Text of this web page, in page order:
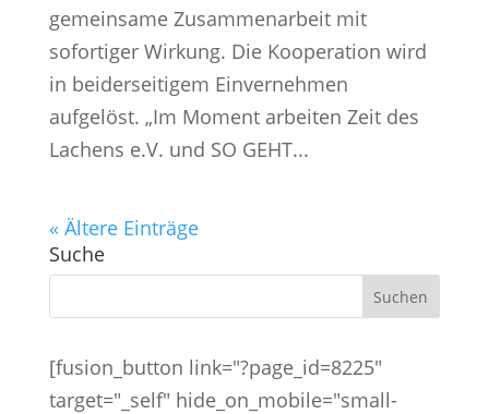
gemeinsame Zusammenarbeit mit
sofortiger Wirkung. Die Kooperation wird
in beiderseitigem Einvernehmen
aufgelöst. „Im Moment arbeiten Zeit des
Lachens e.V. und SO GEHT...
« Ältere Einträge
Suche
[fusion_button link="?page_id=8225"
target="_self" hide_on_mobile="small-